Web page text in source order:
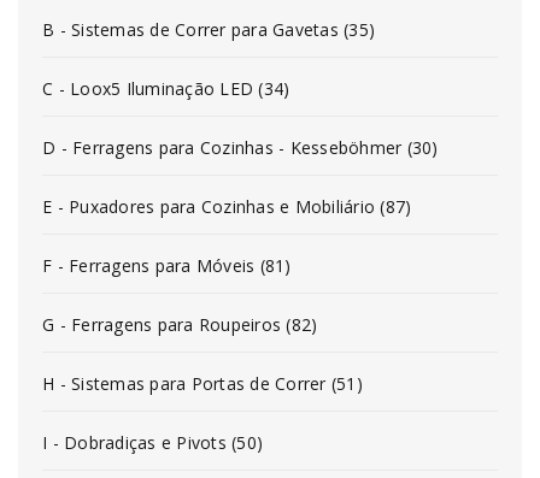
B - Sistemas de Correr para Gavetas (35)
C - Loox5 Iluminação LED (34)
D - Ferragens para Cozinhas - Kesseböhmer (30)
E - Puxadores para Cozinhas e Mobiliário (87)
F - Ferragens para Móveis (81)
G - Ferragens para Roupeiros (82)
H - Sistemas para Portas de Correr (51)
I - Dobradiças e Pivots (50)